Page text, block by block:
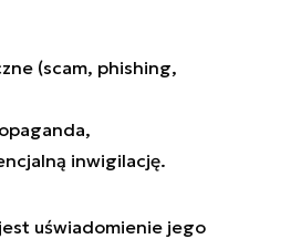
(scam, phishing,
inwigilację.
uświadomienie jego